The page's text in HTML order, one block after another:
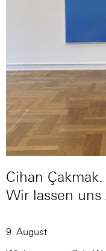
Cihan
Wir lassen
9. August